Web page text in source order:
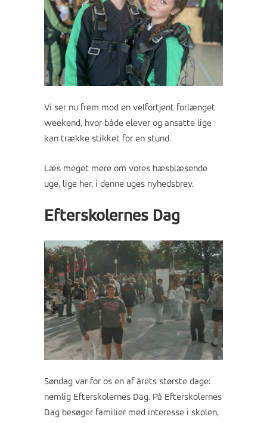
Vi ser nu frem mod en velfortjent forlænget
weekend, hvor både elever og ansatte lige
kan trække stikket for en stund.
Læs meget mere om vores hæsblæsende
uge, lige her, i denne uges nyhedsbrev.
Efterskolernes Dag
Søndag var for os en af årets største dage:
nemlig Efterskolernes Dag. På Efterskolernes
Dag besøger familier med interesse i skolen,